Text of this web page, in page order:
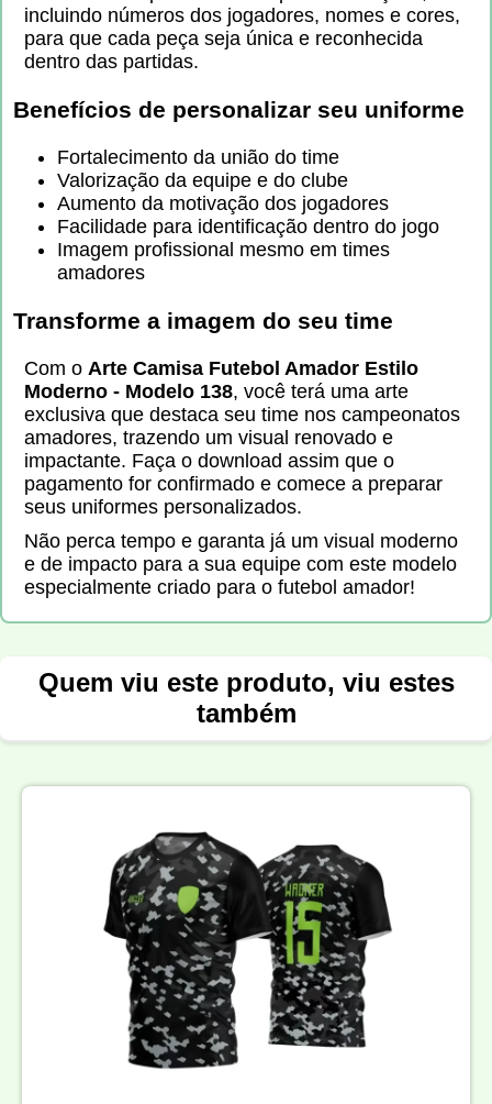
incluindo números dos jogadores, nomes e cores,
para que cada peça seja única e reconhecida
dentro das partidas.
Benefícios de personalizar seu uniforme
Fortalecimento da união do time
Valorização da equipe e do clube
Aumento da motivação dos jogadores
Facilidade para identificação dentro do jogo
Imagem profissional mesmo em times
amadores
Transforme a imagem do seu time
Com o Arte Camisa Futebol Amador Estilo
Moderno - Modelo 138, você terá uma arte
exclusiva que destaca seu time nos campeonatos
amadores, trazendo um visual renovado e
impactante. Faça o download assim que o
pagamento for confirmado e comece a preparar
seus uniformes personalizados.
Não perca tempo e garanta já um visual moderno
e de impacto para a sua equipe com este modelo
especialmente criado para o futebol amador!
Quem viu este produto, viu estes
também